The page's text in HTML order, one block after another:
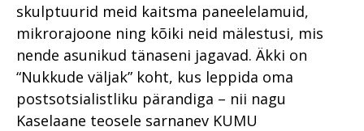
skulptuurid meid kaitsma paneelelamuid,
mikrorajoone ning kõiki neid mälestusi, mis
nende asunikud tänaseni jagavad. Äkki on
“Nukkude väljak” koht, kus leppida oma
postsotsialistliku pärandiga – nii nagu
Kaselaane teosele sarnanev KUMU